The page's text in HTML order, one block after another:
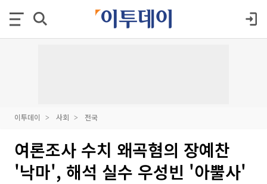
이투데이 사회 전국
여론조사 수치 왜곡혐의 장예찬
'낙마', 해석 실수 우성빈 '아뿔사'